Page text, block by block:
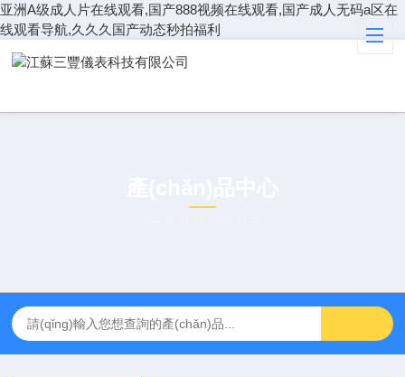
亚洲A级成人片在线观看,国产888视频在线观看,国产成人无码a区在
线观看导航,久久久国产动态秒拍福利